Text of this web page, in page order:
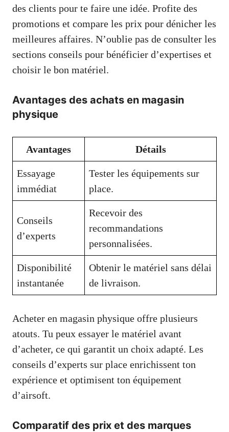
des clients pour te faire une idée. Profite des
promotions et compare les prix pour dénicher les
meilleures affaires. N’oublie pas de consulter les
sections conseils pour bénéficier d’expertises et
choisir le bon matériel.
Avantages des achats en magasin
physique
Avantages Détails
Essayage
immédiat
Tester les équipements sur
place.
Conseils
d’experts
Recevoir des
recommandations
personnalisées.
Disponibilité
instantanée
Obtenir le matériel sans délai
de livraison.
Acheter en magasin physique offre plusieurs
atouts. Tu peux essayer le matériel avant
d’acheter, ce qui garantit un choix adapté. Les
conseils d’experts sur place enrichissent ton
expérience et optimisent ton équipement
d’airsoft.
Comparatif des prix et des marques